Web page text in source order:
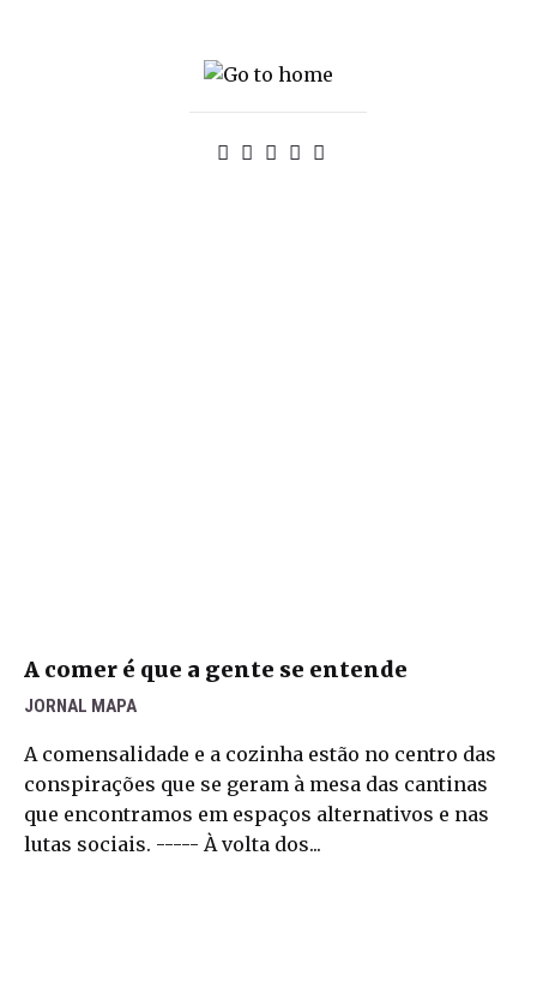
A comer é que a gente se entende
JORNAL MAPA
A comensalidade e a cozinha estão no centro das
conspirações que se geram à mesa das cantinas
que encontramos em espaços alternativos e nas
lutas sociais. ----- À volta dos...